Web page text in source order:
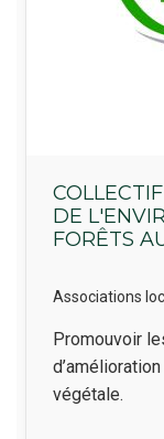
DE
FORÊTS
Associations
Promouvoir
végétale.